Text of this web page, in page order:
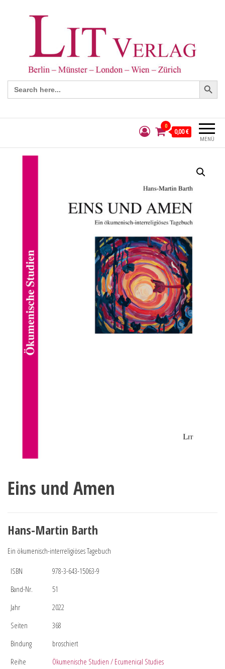
Search
for:
Search Button
MENÜ
0
0,00 €
Eins und Amen
Hans-Martin Barth
Ein ökumenisch-interreligiöses Tagebuch
ISBN
978-3-643-15063-9
Band-Nr.
51
Jahr
2022
Seiten
368
Bindung
broschiert
Reihe
Ökumenische Studien / Ecumenical Studies